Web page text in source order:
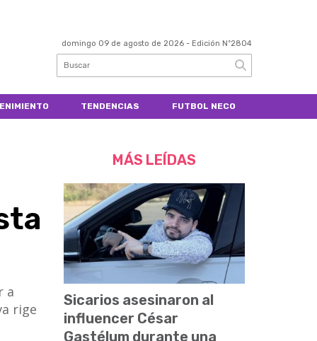
domingo 09 de agosto de 2026 - Edición Nº2804
TENDENCIAS FUTBOL NECO
a
rige
MÁS LEÍDAS
Sicarios asesinaron al
influencer César
Gastélum durante una